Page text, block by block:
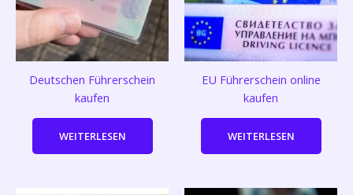
Deutschen Führerschein
kaufen
WEITERLESEN
EU Führerschein online
kaufen
WEITERLESEN